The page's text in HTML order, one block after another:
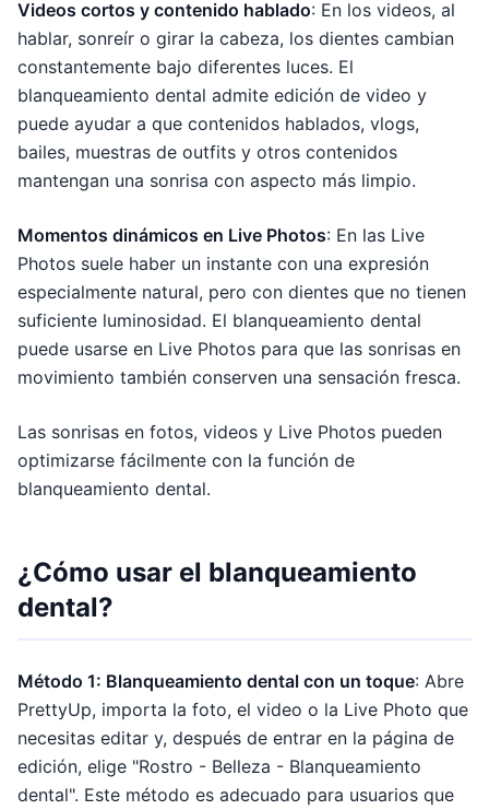
Videos cortos y contenido hablado: En los videos, al
hablar, sonreír o girar la cabeza, los dientes cambian
constantemente bajo diferentes luces. El
blanqueamiento dental admite edición de video y
puede ayudar a que contenidos hablados, vlogs,
bailes, muestras de outfits y otros contenidos
mantengan una sonrisa con aspecto más limpio.
Momentos dinámicos en Live Photos: En las Live
Photos suele haber un instante con una expresión
especialmente natural, pero con dientes que no tienen
suficiente luminosidad. El blanqueamiento dental
puede usarse en Live Photos para que las sonrisas en
movimiento también conserven una sensación fresca.
Las sonrisas en fotos, videos y Live Photos pueden
optimizarse fácilmente con la función de
blanqueamiento dental.
¿Cómo usar el blanqueamiento
dental?
Método 1: Blanqueamiento dental con un toque: Abre
PrettyUp, importa la foto, el video o la Live Photo que
necesitas editar y, después de entrar en la página de
edición, elige "Rostro - Belleza - Blanqueamiento
dental". Este método es adecuado para usuarios que